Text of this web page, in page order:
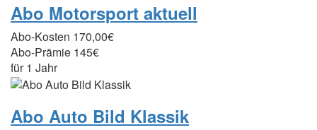
Abo Motorsport aktuell
Abo-Kosten 170,00€
Abo-Prämie 145€
für 1 Jahr
Abo Auto Bild Klassik